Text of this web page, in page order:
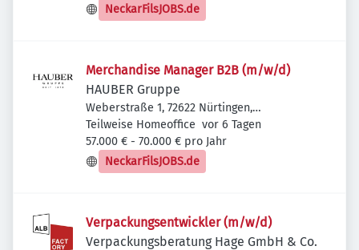
NeckarFilsJOBS.de
Merchandise Manager B2B (m/w/d)
HAUBER Gruppe
Weberstraße 1, 72622 Nürtingen,
Deutschland
Teilweise Homeoffice Veröffentlicht
vor 6 Tagen
57.000 € - 70.000 € pro Jahr
NeckarFilsJOBS.de
Verpackungsentwickler (m/w/d)
Verpackungsberatung Hage GmbH & Co.